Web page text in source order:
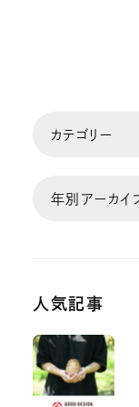
人気記事